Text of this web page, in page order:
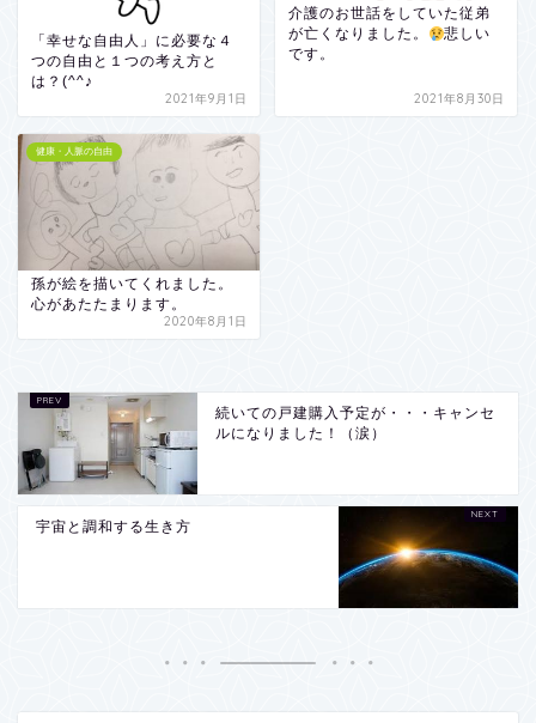
「幸せな自由人」に必要な４
つの自由と１つの考え方と
は？(^^♪
2021年9月1日
介護のお世話をしていた従弟
が亡くなりました。
悲しい
です。
2021年8月30日
健康・人脈の自由
孫が絵を描いてくれました。
心があたたまります。
2020年8月1日
続いての戸建購入予定が・・・キャンセ
ルになりました！（涙）
宇宙と調和する生き方